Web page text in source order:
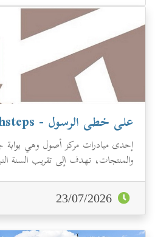
على خطى الرسول - Sunnahsteps
إحدى مبادرات مركز أصول وهي بوابة
والمنتجات، تهدف إلى تقريب السنة